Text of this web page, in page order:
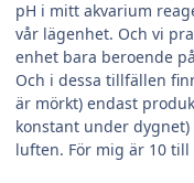
pH i mitt akvarium
vår lägenhet. Och vi
enhet bara beroende
Och i dessa tillfällen
är mörkt) endast
konstant under
luften. För mig är 10